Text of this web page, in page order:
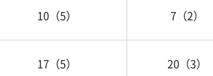
10（5） 7（2）
17（5） 20（3）